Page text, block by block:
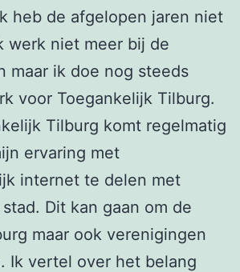
heb de afgelopen jaren niet
werk niet meer bij de
maar ik doe nog steeds
voor Toegankelijk Tilburg.
Tilburg komt regelmatig
ervaring met
internet te delen met
Dit kan gaan om de
maar ook verenigingen
Ik vertel over het belang